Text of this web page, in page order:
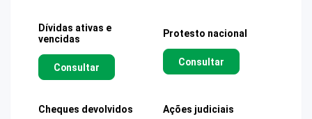
Dívidas ativas e
vencidas
Consultar
Protesto nacional
Consultar
Cheques devolvidos Ações judiciais